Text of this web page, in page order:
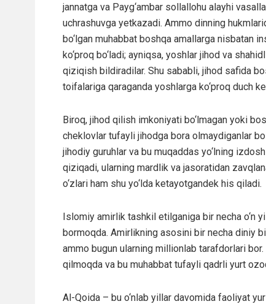
jannatga va Payg‘ambar sollallohu alayhi
uchrashuvga yetkazadi. Ammo dinning
bo‘lgan muhabbat boshqa amallarga nisbatan
ko‘proq bo‘ladi; ayniqsa, yoshlar jihod va
qiziqish bildiradilar. Shu sababli, jihod safida
toifalariga qaraganda yoshlarga ko‘proq duch
Biroq, jihod qilish imkoniyati bo‘lmagan yoki
cheklovlar tufayli jihodga bora olmaydiganlar
jihodiy guruhlar va bu muqaddas yo‘lning
qiziqadi, ularning mardlik va jasoratidan
o‘zlari ham shu yo‘lda ketayotgandek his qiladi.
Islomiy amirlik tashkil etilganiga bir necha o‘n
bormoqda. Amirlikning asosini bir necha diniy
ammo bugun ularning millionlab tarafdorlari
qilmoqda va bu muhabbat tufayli qadrli yurt
Al-Qoida – bu o‘nlab yillar davomida faoliyat